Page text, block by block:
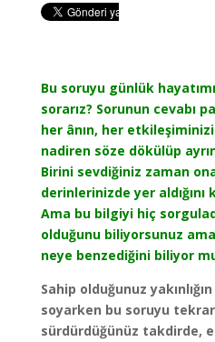
Bu soruyu günlük
sorarız? Sorunun cevabı
her ânın, her
nadiren söze dökülüp
Birini sevdiğiniz zaman
derinlerinizde yer
Ama bu bilgiyi hiç
olduğunu biliyorsunuz
neye benzediğini biliyor
Sahip olduğunuz
soyarken bu soruyu
sürdürdüğünüz takdirde,